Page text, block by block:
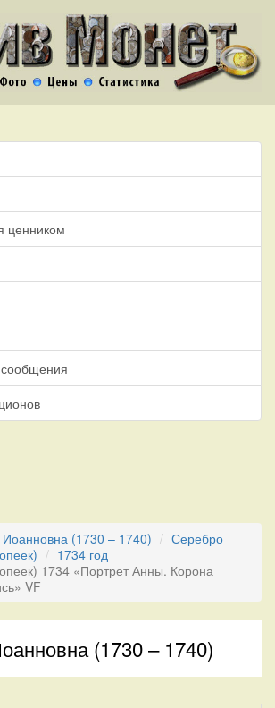
ценником
(1730 – 1740)
Серебро
1734 год
1734 «Портрет Анны. Корона
VF
(1730 – 1740)